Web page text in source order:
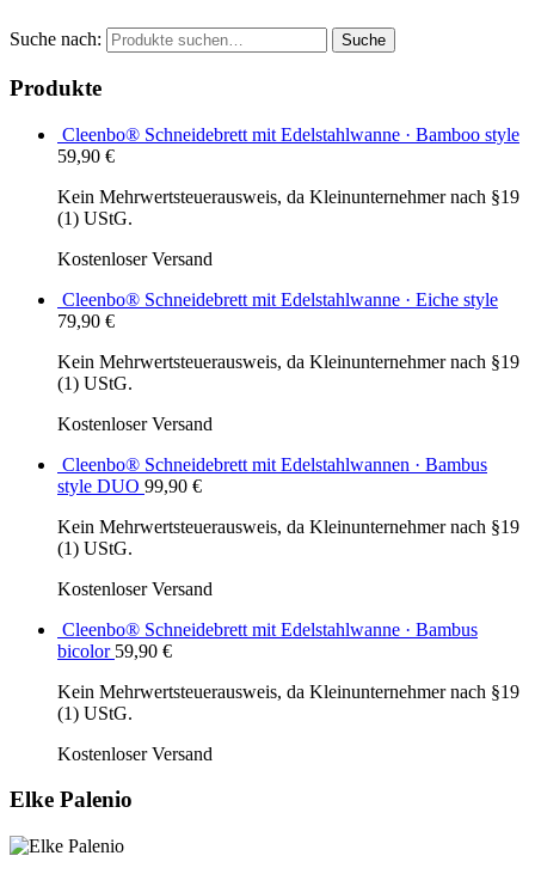
Suche nach: Suche
Produkte
Cleenbo® Schneidebrett mit Edelstahlwanne · Bamboo style
59,90 €
Kein Mehrwertsteuerausweis, da Kleinunternehmer nach §19
(1) UStG.
Kostenloser Versand
Cleenbo® Schneidebrett mit Edelstahlwanne · Eiche style
79,90 €
Kein Mehrwertsteuerausweis, da Kleinunternehmer nach §19
(1) UStG.
Kostenloser Versand
Cleenbo® Schneidebrett mit Edelstahlwannen · Bambus
style DUO 99,90 €
Kein Mehrwertsteuerausweis, da Kleinunternehmer nach §19
(1) UStG.
Kostenloser Versand
Cleenbo® Schneidebrett mit Edelstahlwanne · Bambus
bicolor 59,90 €
Kein Mehrwertsteuerausweis, da Kleinunternehmer nach §19
(1) UStG.
Kostenloser Versand
Elke Palenio